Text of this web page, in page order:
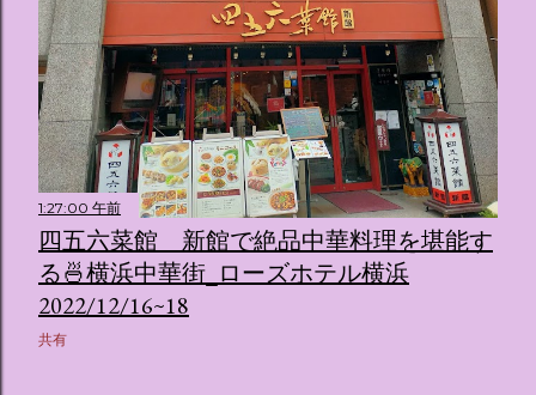
1:27:00 午前
四五六菜館 新館で絶品中華料理を堪能す
る🍜横浜中華街_ローズホテル横浜
2022/12/16~18
共有